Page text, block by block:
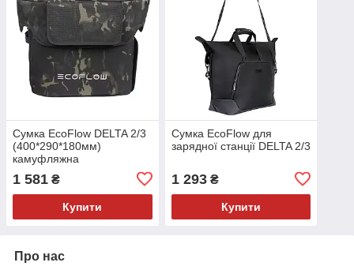
Сумка EcoFlow DELTA 2/3
(400*290*180мм)
камуфляжна
1 581 ₴
Купити
Сумка EcoFlow для
зарядної станції DELTA 2/3
1 293₴
Купити
Про нас